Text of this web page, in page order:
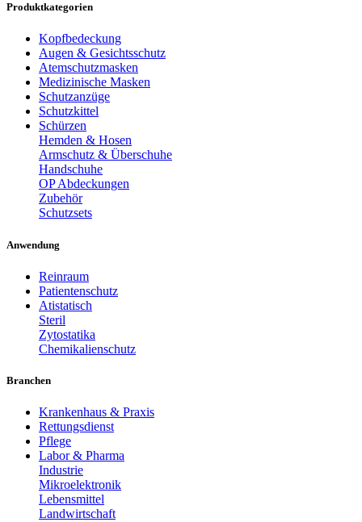
Produktkategorien
Kopfbedeckung
Augen & Gesichtsschutz
Atemschutzmasken
Medizinische Masken
Schutzanzüge
Schutzkittel
Schürzen
Hemden & Hosen
Armschutz & Überschuhe
Handschuhe
OP Abdeckungen
Zubehör
Schutzsets
Anwendung
Reinraum
Patientenschutz
Atistatisch
Steril
Zytostatika
Chemikalienschutz
Branchen
Krankenhaus & Praxis
Rettungsdienst
Pflege
Labor & Pharma
Industrie
Mikroelektronik
Lebensmittel
Landwirtschaft